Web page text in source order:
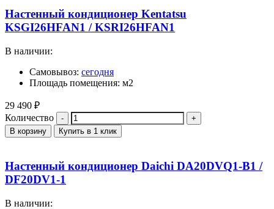
Настенный кондиционер Kentatsu
KSGI26HFAN1 / KSRI26HFAN1
В наличии:
Самовывоз: сегодня
Площадь помещения: м2
29 490 ₽
Количество
В корзину Купить в 1 клик
Настенный кондиционер Daichi DA20DVQ1-B1 /
DF20DV1-1
В наличии: